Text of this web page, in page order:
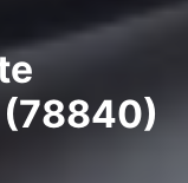
(78840)